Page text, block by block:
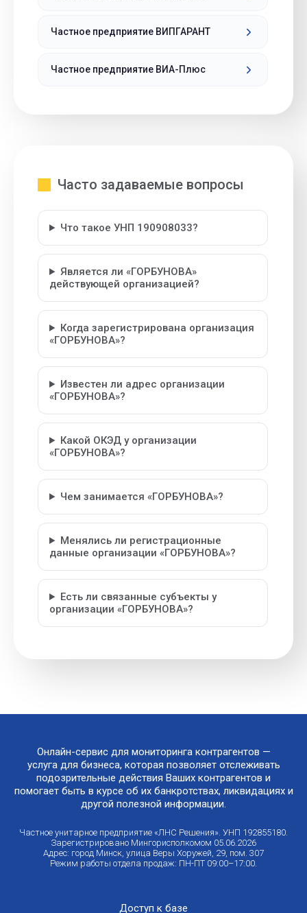
Частное предприятие ВИПГАРАНТ
Частное предприятие ВИА-Плюс
Часто задаваемые вопросы
Что такое УНП 190908033?
Является ли «ГОРБУНОВА»
действующей организацией?
Когда зарегистрирована организация
«ГОРБУНОВА»?
Известен ли адрес организации
«ГОРБУНОВА»?
Какой ОКЭД у организации
«ГОРБУНОВА»?
Чем занимается «ГОРБУНОВА»?
Менялись ли регистрационные
данные организации «ГОРБУНОВА»?
Есть ли связанные субъекты у
организации «ГОРБУНОВА»?
Онлайн-сервис для мониторинга контрагентов —
услуга для бизнеса, которая позволяет отслеживать
подозрительные действия Ваших контрагентов и
помогает быть в курсе об их банкротствах, ликвидациях и
другой полезной информации.
Частное унитарное предприятие «ЛНС Решения». УНП 192855180.
Зарегистрировано Мингорисполкомом 05.06.2026
Адрес: город Минск, улица Веры Хоружей, 29, пом. 307
Режим работы отдела продаж: ПН-ПТ 09:00–17:00.
Доступ к базе